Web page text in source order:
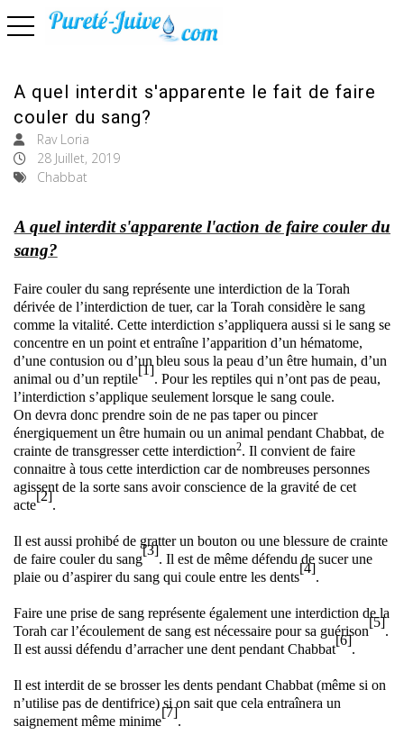
basculer la navigation
A quel interdit s'apparente le fait de faire
couler du sang?
Rav Loria
28 Juillet, 2019
Chabbat
A quel interdit s'apparente l'action de faire couler du
sang?
Faire couler du sang représente une interdiction de la Torah
dérivée de l’interdiction de tuer, car la Torah considère le sang
comme la vitalité. Cette interdiction s’appliquera aussi si le sang se
concentre en un point et entraîne l’apparition d’un hématome,
d’une contusion ou d’un bleu sous la peau d’un être humain, d’un
animal ou d’un reptile
[1]
. Pour les reptiles qui n’ont pas de peau,
l’interdiction s’applique seulement lorsque le sang coule.
On devra donc prendre soin de ne pas taper ou pincer
énergiquement un être humain ou un animal pendant Chabbat, de
crainte de transgresser cette interdiction2. Il convient de faire
connaitre à tous cette interdiction car de nombreuses personnes
agissent de la sorte sans avoir conscience de la gravité de cet
acte
[2]
.
Il est aussi prohibé de gratter un bouton ou une blessure de crainte
de faire couler du sang
[3]
. Il est de même défendu de sucer une
plaie ou d’aspirer du sang qui coule entre les dents
[4]
.
Faire une prise de sang représente également une interdiction de la
Torah car l’écoulement de sang est nécessaire pour sa guérison
[5]
.
Il est aussi défendu d’arracher une dent pendant Chabbat
[6]
.
Il est interdit de se brosser les dents pendant Chabbat (même si on
n’utilise pas de dentifrice) si on sait que cela entraînera un
saignement même minime
[7]
.